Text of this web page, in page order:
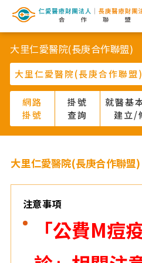
網
路
掛
號
系
統
-
仁
愛
大里仁愛醫院(長庚合作聯盟)
網路
掛號
掛號
查詢
就醫基
建立/
大里仁愛醫院(長庚合作聯盟)
注意事項
「公費M痘